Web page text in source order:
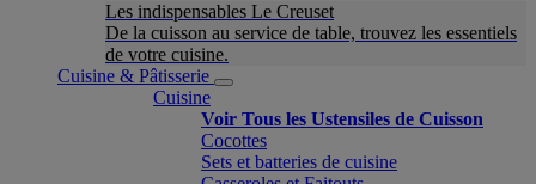
Les indispensables Le Creuset
De la cuisson au service de table, trouvez les essentiels
de votre cuisine.
Cuisine & Pâtisserie
Cuisine
Voir Tous les Ustensiles de Cuisson
Cocottes
Sets et batteries de cuisine